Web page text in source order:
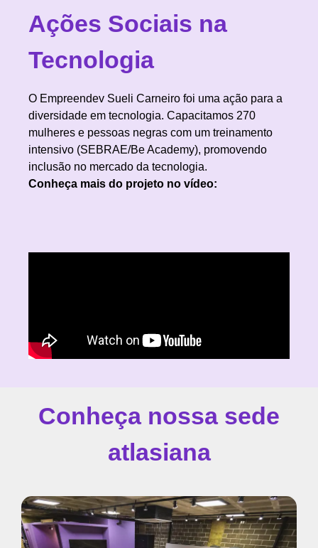
Ações Sociais na
Tecnologia
O Empreendev Sueli Carneiro foi uma ação para a
diversidade em tecnologia. Capacitamos 270
mulheres e pessoas negras com um treinamento
intensivo (SEBRAE/Be Academy), promovendo
inclusão no mercado da tecnologia.
Conheça mais do projeto no vídeo:
Conheça nossa sede
atlasiana